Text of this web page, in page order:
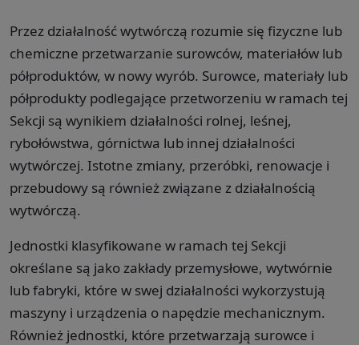
Przez działalność wytwórczą rozumie się fizyczne lub
chemiczne przetwarzanie surowców, materiałów lub
półproduktów, w nowy wyrób. Surowce, materiały lub
półprodukty podlegające przetworzeniu w ramach tej
Sekcji są wynikiem działalności rolnej, leśnej,
rybołówstwa, górnictwa lub innej działalności
wytwórczej. Istotne zmiany, przeróbki, renowacje i
przebudowy są również związane z działalnością
wytwórczą.
Jednostki klasyfikowane w ramach tej Sekcji
określane są jako zakłady przemysłowe, wytwórnie
lub fabryki, które w swej działalności wykorzystują
maszyny i urządzenia o napędzie mechanicznym.
Również jednostki, które przetwarzają surowce i